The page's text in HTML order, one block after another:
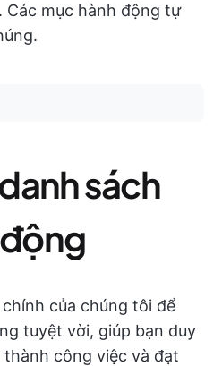
Các mục hành động tự
sách
của chúng tôi để
tuyệt vời, giúp bạn duy
công việc và đạt